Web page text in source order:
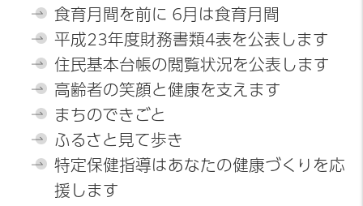
食育月間を前に 6月は食育月間
平成23年度財務書類4表を公表します
住民基本台帳の閲覧状況を公表します
高齢者の笑顔と健康を支えます
まちのできごと
ふるさと見て歩き
特定保健指導はあなたの健康づくりを応
援します